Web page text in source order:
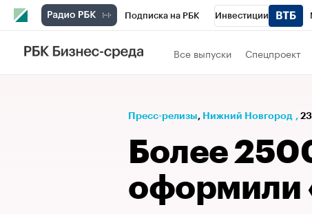
Подписка на РБК Инвестиции
Телеканал
Спецпроекты Проверка контрагентов
Все выпуски Спецпроект
Пресс-релизы⁠, Нижний Новгород ,
Более
оформили